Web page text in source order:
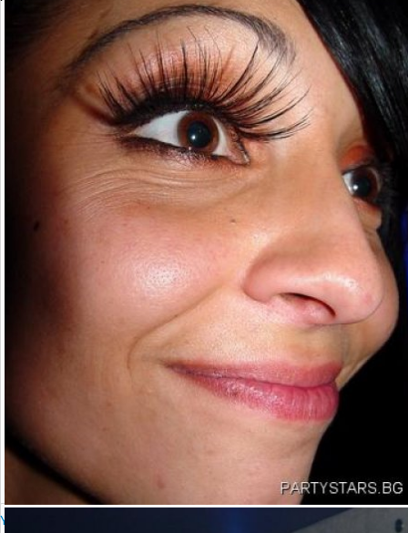
YALTA Club Presents MARTIN SOLVERG